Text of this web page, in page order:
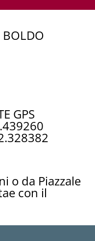
BOLDO
GPS
o da Piazzale
con il